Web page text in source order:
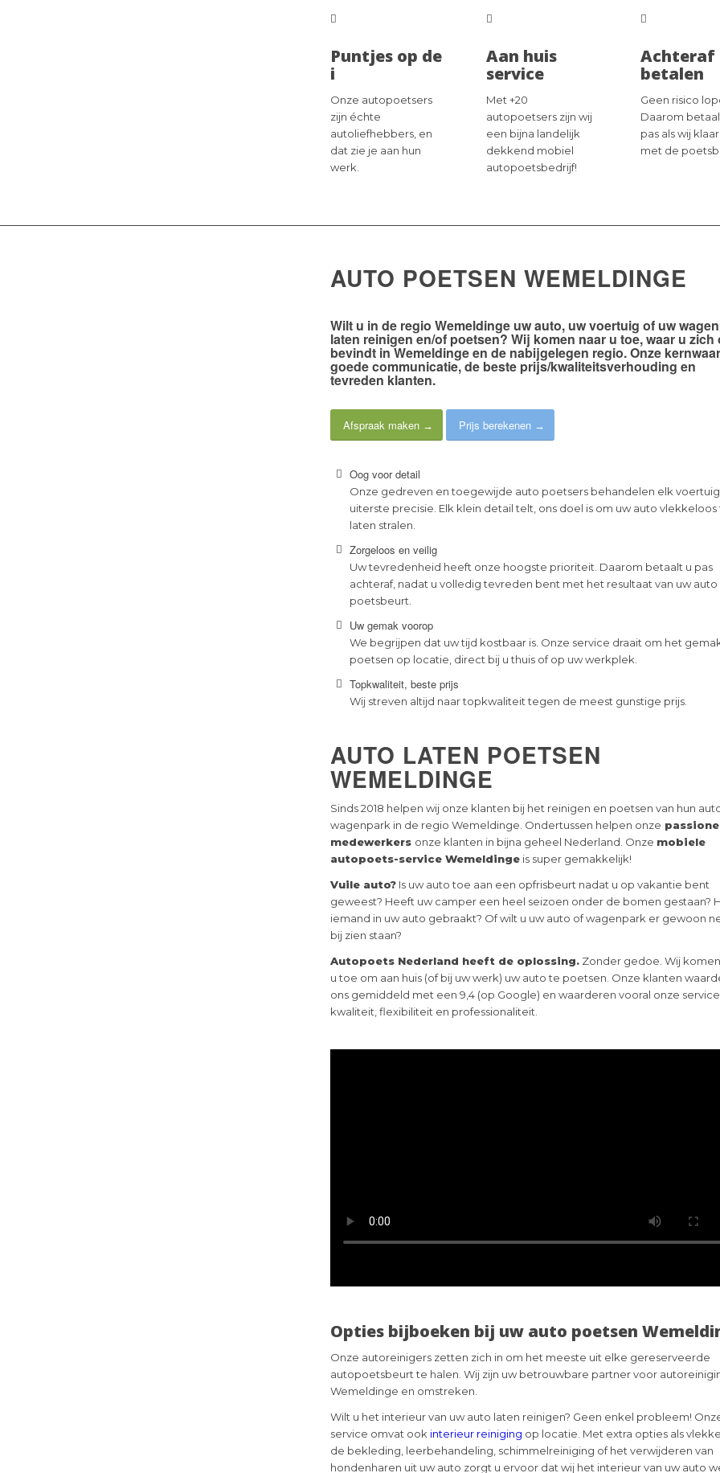
Puntjes op de
i
Onze autopoetsers
zijn échte
autoliefhebbers, en
dat zie je aan hun
werk.
Aan huis
service
Met +20
autopoetsers zijn wij
een bijna landelijk
dekkend mobiel
autopoetsbedrijf!
Achteraf
betalen
Geen risico
Daarom
pas als wij
met de
AUTO POETSEN WEMELDINGE
Wilt u in de regio Wemeldinge uw auto, uw voertuig of uw
laten reinigen en/of poetsen? Wij komen naar u toe, waar u zich
bevindt in Wemeldinge en de nabijgelegen regio. Onze
goede communicatie, de beste prijs/kwaliteitsverhouding en
tevreden klanten.
Afspraak maken Prijs berekenen
Oog voor detail
Onze gedreven en toegewijde auto poetsers behandelen elk
uiterste precisie. Elk klein detail telt, ons doel is om uw auto vlekkeloos
laten stralen.
Zorgeloos en veilig
Uw tevredenheid heeft onze hoogste prioriteit. Daarom betaalt u pas
achteraf, nadat u volledig tevreden bent met het resultaat van uw auto
poetsbeurt.
Uw gemak voorop
We begrijpen dat uw tijd kostbaar is. Onze service draait om het
poetsen op locatie, direct bij u thuis of op uw werkplek.
Topkwaliteit, beste prijs
Wij streven altijd naar topkwaliteit tegen de meest gunstige prijs.
AUTO LATEN POETSEN
WEMELDINGE
Sinds 2018 helpen wij onze klanten bij het reinigen en poetsen van hun
wagenpark in de regio Wemeldinge. Ondertussen helpen onze
medewerkers onze klanten in bijna geheel Nederland. Onze mobiele
autopoets-service Wemeldinge is super gemakkelijk!
Vuile auto? Is uw auto toe aan een opfrisbeurt nadat u op vakantie bent
geweest? Heeft uw camper een heel seizoen onder de bomen gestaan?
iemand in uw auto gebraakt? Of wilt u uw auto of wagenpark er gewoon
bij zien staan?
Autopoets Nederland heeft de oplossing. Zonder gedoe. Wij
u toe om aan huis (of bij uw werk) uw auto te poetsen. Onze klanten
ons gemiddeld met een 9,4 (op Google) en waarderen vooral onze
kwaliteit, flexibiliteit en professionaliteit.
Opties bijboeken bij uw auto poetsen
Onze autoreinigers zetten zich in om het meeste uit elke gereserveerde
autopoetsbeurt te halen. Wij zijn uw betrouwbare partner voor
Wemeldinge en omstreken.
Wilt u het interieur van uw auto laten reinigen? Geen enkel probleem!
service omvat ook interieur reiniging op locatie. Met extra opties als
de bekleding, leerbehandeling, schimmelreiniging of het verwijderen van
hondenharen uit uw auto zorgt u ervoor dat wij het interieur van uw auto